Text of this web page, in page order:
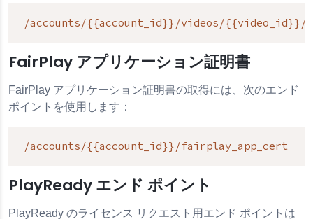
/accounts/{{account_id}}/videos/
FairPlay アプリケーション証明書
FairPlay アプリケーション証明書の取得には、次のエンド
ポイントを使用します：
/accounts/{{account_id}}/fairplay_app_cert
PlayReady エンド ポイント
PlayReady のライセンス リクエスト用エンド ポイントは